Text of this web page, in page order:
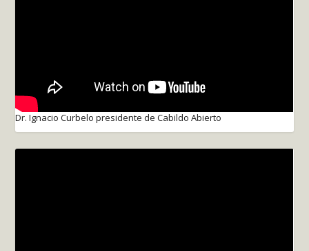
Dr. Ignacio Curbelo presidente de Cabildo Abierto